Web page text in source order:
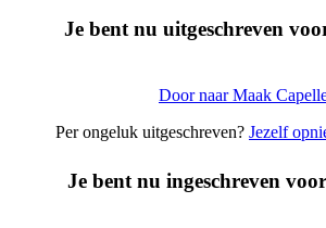
Je bent nu uitgeschreven
Door naar Maak
Per ongeluk uitgeschreven? Jezelf
Je bent nu ingeschreven